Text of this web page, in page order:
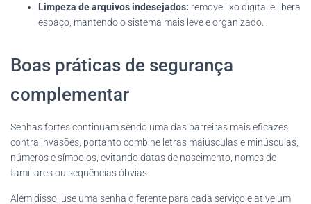
Limpeza de arquivos indesejados: remove lixo digital e libera
espaço, mantendo o sistema mais leve e organizado.
Boas práticas de segurança
complementar
Senhas fortes continuam sendo uma das barreiras mais eficazes
contra invasões, portanto combine letras maiúsculas e minúsculas,
números e símbolos, evitando datas de nascimento, nomes de
familiares ou sequências óbvias.
Além disso, use uma senha diferente para cada serviço e ative um